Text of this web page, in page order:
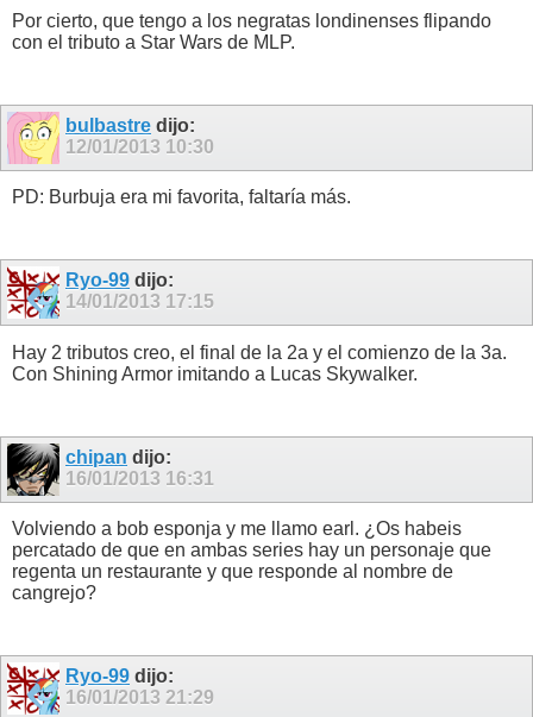
Por cierto, que tengo a los negratas londinenses flipando
con el tributo a Star Wars de MLP.
bulbastre dijo:
12/01/2013 10:30
PD: Burbuja era mi favorita, faltaría más.
Ryo-99 dijo:
14/01/2013 17:15
Hay 2 tributos creo, el final de la 2a y el comienzo de la 3a.
Con Shining Armor imitando a Lucas Skywalker.
chipan dijo:
16/01/2013 16:31
Volviendo a bob esponja y me llamo earl. ¿Os habeis
percatado de que en ambas series hay un personaje que
regenta un restaurante y que responde al nombre de
cangrejo?
Ryo-99 dijo:
16/01/2013 21:29